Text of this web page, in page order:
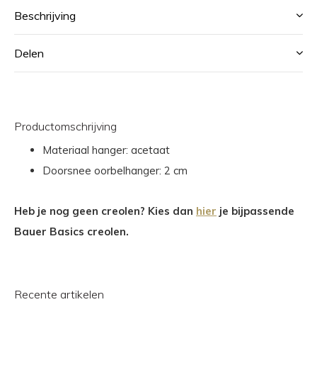
Beschrijving
Delen
Productomschrijving
Materiaal hanger: acetaat
Doorsnee oorbelhanger: 2 cm
Heb je nog geen creolen? Kies dan hier je bijpassende
Bauer Basics creolen.
Recente artikelen